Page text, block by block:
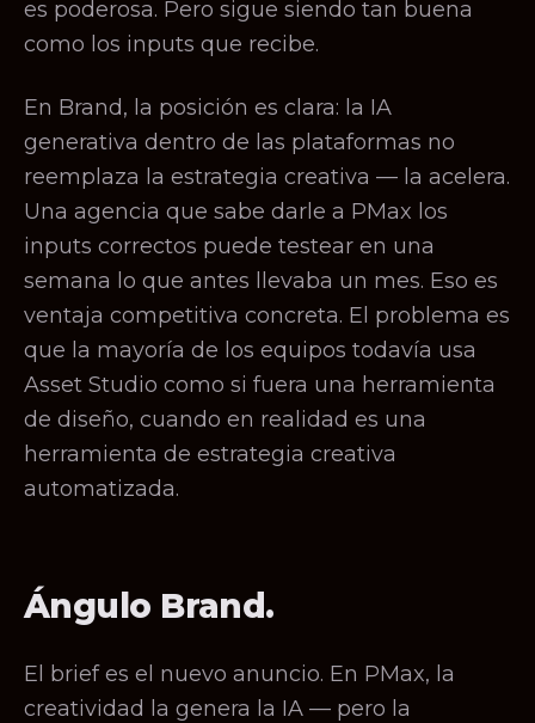
es poderosa. Pero sigue siendo tan buena
como los inputs que recibe.
En Brand, la posición es clara: la IA
generativa dentro de las plataformas no
reemplaza la estrategia creativa — la acelera.
Una agencia que sabe darle a PMax los
inputs correctos puede testear en una
semana lo que antes llevaba un mes. Eso es
ventaja competitiva concreta. El problema es
que la mayoría de los equipos todavía usa
Asset Studio como si fuera una herramienta
de diseño, cuando en realidad es una
herramienta de estrategia creativa
automatizada.
Ángulo Brand.
El brief es el nuevo anuncio. En PMax, la
creatividad la genera la IA — pero la